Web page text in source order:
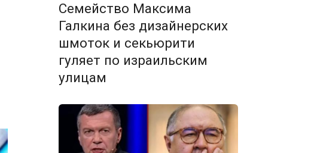
Семейство Максима
Галкина без дизайнерских
шмоток и секьюрити
гуляет по израильским
улицам